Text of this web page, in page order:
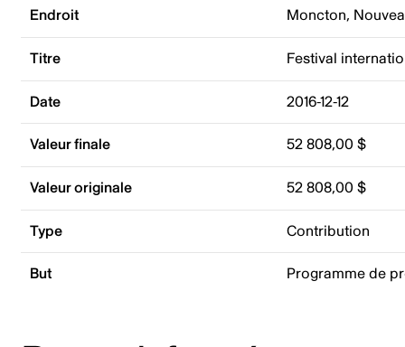
Endroit Moncton,
Titre Festival
Date 2016-12-12
Valeur finale 52 808,00 $
Valeur originale 52 808,00 $
Type Contribution
But Programme de